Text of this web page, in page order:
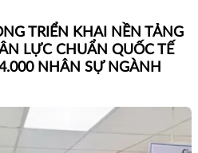
TRIỂN KHAI NỀN TẢNG
LỰC CHUẨN QUỐC TẾ
NHÂN SỰ NGÀNH